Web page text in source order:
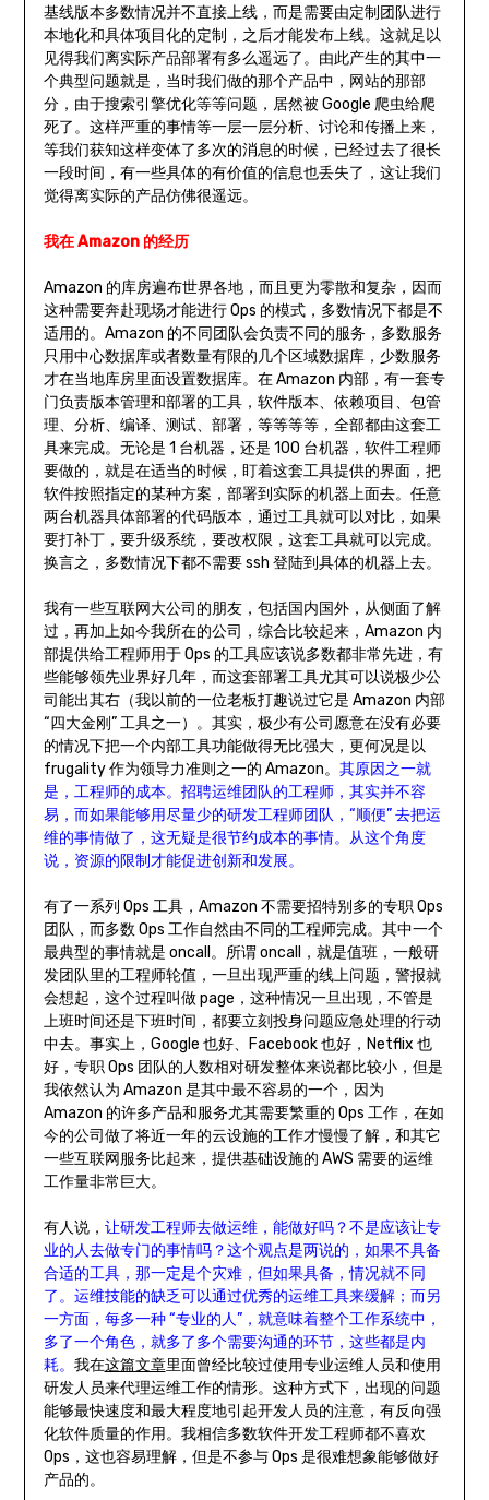
基线版本多数情况并不直接上线，而是需要由定制团队进行
本地化和具体项目化的定制，之后才能发布上线。这就足以
见得我们离实际产品部署有多么遥远了。由此产生的其中一
个典型问题就是，当时我们做的那个产品中，网站的那部
分，由于搜索引擎优化等等问题，居然被 Google 爬虫给爬
死了。这样严重的事情等一层一层分析、讨论和传播上来，
等我们获知这样变体了多次的消息的时候，已经过去了很长
一段时间，有一些具体的有价值的信息也丢失了，这让我们
觉得离实际的产品仿佛很遥远。
我在 Amazon 的经历
Amazon 的库房遍布世界各地，而且更为零散和复杂，因而
这种需要奔赴现场才能进行 Ops 的模式，多数情况下都是不
适用的。Amazon 的不同团队会负责不同的服务，多数服务
只用中心数据库或者数量有限的几个区域数据库，少数服务
才在当地库房里面设置数据库。在 Amazon 内部，有一套专
门负责版本管理和部署的工具，软件版本、依赖项目、包管
理、分析、编译、测试、部署，等等等等，全部都由这套工
具来完成。无论是 1 台机器，还是 100 台机器，软件工程师
要做的，就是在适当的时候，盯着这套工具提供的界面，把
软件按照指定的某种方案，部署到实际的机器上面去。任意
两台机器具体部署的代码版本，通过工具就可以对比，如果
要打补丁，要升级系统，要改权限，这套工具就可以完成。
换言之，多数情况下都不需要 ssh 登陆到具体的机器上去。
我有一些互联网大公司的朋友，包括国内国外，从侧面了解
过，再加上如今我所在的公司，综合比较起来，Amazon 内
部提供给工程师用于 Ops 的工具应该说多数都非常先进，有
些能够领先业界好几年，而这套部署工具尤其可以说极少公
司能出其右（我以前的一位老板打趣说过它是 Amazon 内部
“四大金刚” 工具之一）。其实，极少有公司愿意在没有必要
的情况下把一个内部工具功能做得无比强大，更何况是以
frugality 作为领导力准则之一的 Amazon。 其原因之一就
是，工程师的成本。招聘运维团队的工程师，其实并不容
易，而如果能够用尽量少的研发工程师团队，“顺便” 去把运
维的事情做了，这无疑是很节约成本的事情。从这个角度
说，资源的限制才能促进创新和发展。
有了一系列 Ops 工具，Amazon 不需要招特别多的专职 Ops
团队，而多数 Ops 工作自然由不同的工程师完成。其中一个
最典型的事情就是 oncall。所谓 oncall，就是值班，一般研
发团队里的工程师轮值，一旦出现严重的线上问题，警报就
会想起，这个过程叫做 page，这种情况一旦出现，不管是
上班时间还是下班时间，都要立刻投身问题应急处理的行动
中去。事实上，Google 也好、Facebook 也好，Netflix 也
好，专职 Ops 团队的人数相对研发整体来说都比较小，但是
我依然认为 Amazon 是其中最不容易的一个，因为
Amazon 的许多产品和服务尤其需要繁重的 Ops 工作，在如
今的公司做了将近一年的云设施的工作才慢慢了解，和其它
一些互联网服务比起来，提供基础设施的 AWS 需要的运维
工作量非常巨大。
有人说， 让研发工程师去做运维，能做好吗？不是应该让专
业的人去做专门的事情吗？这个观点是两说的，如果不具备
合适的工具，那一定是个灾难，但如果具备，情况就不同
了。运维技能的缺乏可以通过优秀的运维工具来缓解；而另
一方面，每多一种 “专业的人”，就意味着整个工作系统中，
多了一个角色，就多了多个需要沟通的环节，这些都是内
耗。 我在这篇文章里面曾经比较过使用专业运维人员和使用
研发人员来代理运维工作的情形。这种方式下，出现的问题
能够最快速度和最大程度地引起开发人员的注意，有反向强
化软件质量的作用。我相信多数软件开发工程师都不喜欢
Ops，这也容易理解，但是不参与 Ops 是很难想象能够做好
产品的。